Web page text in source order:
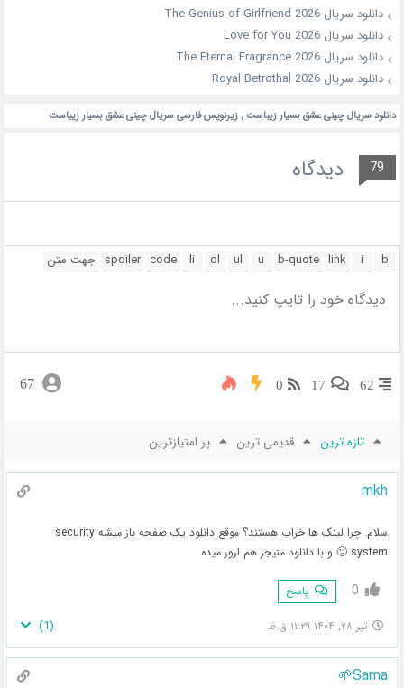
دانلود سریال The Genius of Girlfriend 2026
دانلود سریال Love for You 2026
دانلود سریال The Eternal Fragrance 2026
دانلود سریال Royal Betrothal 2026
دانلود سریال چینی عشق بسیار زیباست,زیرنویس فارسی سریال چینی عشق بسیار زیباست
79 دیدگاه
62
17
0
67
تازه ترین قدیمی ترین پر امتیازترین
mkh
سلام. چرا لینک ها خراب هستند؟ موقع دانلود یک صفحه باز میشه security
system 🙁 و با دانلود منیجر هم ارور میده
0 پاسخ
تیر ۲۸, ۱۴۰۴ ۱۱:۲۹ ق.ظ (
1
)
Sama🌱